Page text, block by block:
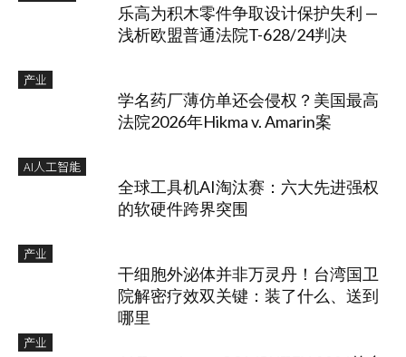
乐高为积木零件争取设计保护失利 —
浅析欧盟普通法院T-628/24判决
产业
学名药厂薄仿单还会侵权？美国最高
法院2026年Hikma v. Amarin案
AI人工智能
全球工具机AI淘汰赛：六大先进强权
的软硬件跨界突围
产业
干细胞外泌体并非万灵丹！台湾国卫
院解密疗效双关键：装了什么、送到
哪里
产业